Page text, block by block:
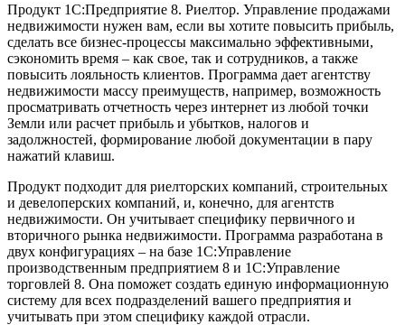
Продукт 1С:Предприятие 8. Риелтор. Управление продажами
недвижимости нужен вам, если вы хотите повысить прибыль,
сделать все бизнес-процессы максимально эффективными,
сэкономить время – как свое, так и сотрудников, а также
повысить лояльность клиентов. Программа дает агентству
недвижимости массу преимуществ, например, возможность
просматривать отчетность через интернет из любой точки
Земли или расчет прибыль и убытков, налогов и
задолжностей, формирование любой документации в пару
нажатий клавиш.
Продукт подходит для риелторских компаний, строительных
и девелоперских компаний, и, конечно, для агентств
недвижимости. Он учитывает специфику первичного и
вторичного рынка недвижимости. Программа разработана в
двух конфигурациях – на базе 1С:Управление
производственным предприятием 8 и 1С:Управление
торговлей 8. Она поможет создать единую информационную
систему для всех подразделений вашего предприятия и
учитывать при этом специфику каждой отрасли.